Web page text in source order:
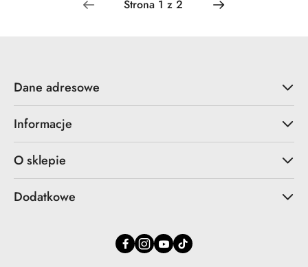
Dane adresowe
Informacje
O sklepie
Dodatkowe